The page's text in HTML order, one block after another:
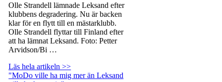
Olle Strandell lämnade Leksand efter
klubbens degradering. Nu är backen
klar för en flytt till en mästarklubb.
Olle Strandell flyttar till Finland efter
att ha lämnat Leksand. Foto: Petter
Arvidson/Bi …
Läs hela artikeln >>
"MoDo ville ha mig mer än Leksand